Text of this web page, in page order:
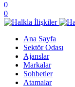
0
0
Ana Sayfa
Sektör Odası
Ajanslar
Markalar
Sohbetler
Atamalar